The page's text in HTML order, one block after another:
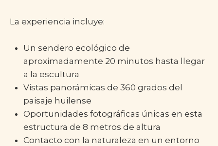
La experiencia incluye:
Un sendero ecológico de
aproximadamente 20 minutos hasta llegar
a la escultura
Vistas panorámicas de 360 grados del
paisaje huilense
Oportunidades fotográficas únicas en esta
estructura de 8 metros de altura
Contacto con la naturaleza en un entorno